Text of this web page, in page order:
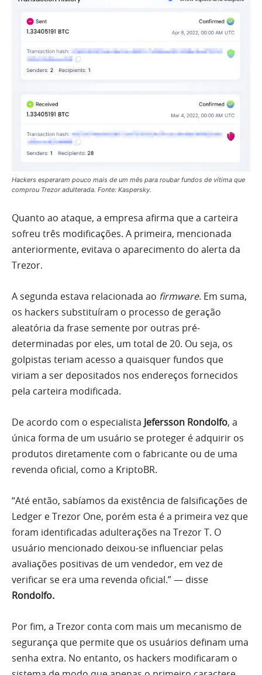
Hackers esperaram pouco mais de um mês para roubar fundos de vítima que
comprou Trezor adulterada. Fonte: Kaspersky.
Quanto ao ataque, a empresa afirma que a carteira
sofreu três modificações. A primeira, mencionada
anteriormente, evitava o aparecimento do alerta da
Trezor.
A segunda estava relacionada ao firmware. Em suma,
os hackers substituíram o processo de geração
aleatória da frase semente por outras pré-
determinadas por eles, um total de 20. Ou seja, os
golpistas teriam acesso a quaisquer fundos que
viriam a ser depositados nos endereços fornecidos
pela carteira modificada.
De acordo com o especialista Jefersson Rondolfo, a
única forma de um usuário se proteger é adquirir os
produtos diretamente com o fabricante ou de uma
revenda oficial, como a KriptoBR.
“Até então, sabíamos da existência de falsificações de
Ledger e Trezor One, porém esta é a primeira vez que
foram identificadas adulterações na Trezor T. O
usuário mencionado deixou-se influenciar pelas
avaliações positivas de um vendedor, em vez de
verificar se era uma revenda oficial.” — disse
Rondolfo.
Por fim, a Trezor conta com mais um mecanismo de
segurança que permite que os usuários definam uma
senha extra. No entanto, os hackers modificaram o